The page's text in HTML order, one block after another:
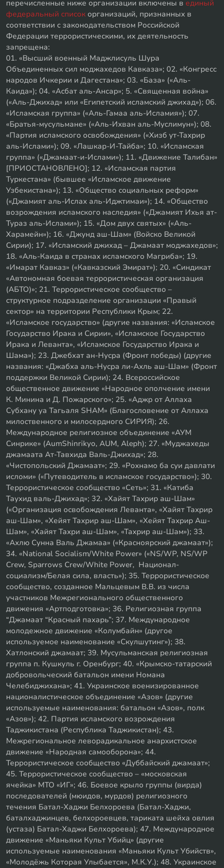
перечисленные ниже организации включены в единый
федеральный список организаций, признанных в
соответствии с законодательством Российской
Федерации террористическими, их деятельность
запрещена:
01. «Высший военный Маджлисуль Шура
Объединенных сил моджахедов Кавказа»; 02. «Конгресс
народов Ичкерии и Дагестана»; 03. «База» («Аль-
Каида»); 04. «Асбат аль-Ансар»; 5. «Священная война»
(«Аль-Джихад» или «Египетский исламский джихад»); 06.
«Исламская группа» («Аль-Гамаа аль-Исламия»); 07.
«Братья-мусульмане» («Аль-Ихван аль-Муслимун»); 08.
«Партия исламского освобождения» («Хизб ут-Тахрир
аль-Ислами»); 09. «Лашкар-И-Тайба»; 10. «Исламская
группа» («Джамаат-и-Ислами»); 11. «Движение Талибан»
[ПРИОСТАНОВЛЕНО]; 12. «Исламская партия
Туркестана» (бывшее «Исламское движение
Узбекистана»); 13. «Общество социальных реформ»
(«Джамият аль-Ислах аль-Иджтимаи»); 14. «Общество
возрождения исламского наследия» («Джамият Ихья ат-
Тураз аль-Ислами»); 15. «Дом двух святых» («Аль-
Харамейн»); 16. «Джунд аш-Шам» (Войско Великой
Сирии); 17. «Исламский джихад – Джамаат моджахедов»;
18. «Аль-Каида в странах исламского Магриба»; 19.
«Имарат Кавказ» («Кавказский Эмират»); 20. «Синдикат
«Автономная боевая террористическая организация
(АБТО)»; 21. Террористическое сообщество –
структурное подразделение организации «Правый
сектор» на территории Республики Крым; 22.
«Исламское государство» (другие названия: «Исламское
Государство Ирака и Сирии», «Исламское Государство
Ирака и Леванта», «Исламское Государство Ирака и
Шама»); 23. Джебхат ан-Нусра (Фронт победы) (другие
названия: «Джабха аль-Нусра ли-Ахль аш-Шам» (Фронт
поддержки Великой Сирии); 24. Всероссийское
общественное движение «Народное ополчение имени
К. Минина и Д. Пожарского»; 25. «Аджр от Аллаха
Субхану уа Тагьаля SHAM» (Благословение от Аллаха
милоственного и милосердного СИРИЯ); 26.
Международное религиозное объединение «АУМ
Синрике» (AumShinrikyo, AUM, Aleph); 27. «Муджахеды
джамаата Ат-Тавхида Валь-Джихад»; 28.
«Чистопольский Джамаат»; 29. «Рохнамо ба суи давлати
исломи» («Путеводитель в исламское государство»); 30.
Террористическое сообщество «Сеть»; 31. «Катиба
Таухид валь-Джихад»; 32. «Хайят Тахрир аш-Шам»
(«Организация освобождения Леванта», «Хайят Тахрир
аш-Шам», «Хейят Тахрир аш-Шам», «Хейят Тахрир Аш-
Шам», «Хайят Тахри аш-Шам», «Тахрир аш-Шам»); 33.
«Ахлю Сунна Валь Джамаа» («Красноярский джамаат»);
34. «National Socialism/White Power» («NS/WP, NS/WP
Crew, Sparrows Crew/White Power, Национал-
социализм/Белая сила, власть»); 35. Террористическое
сообщество, созданное Мальцевым В.В. из числа
участников Межрегионального общественного
движения «Артподготовка»; 36. Религиозная группа
“Джамаат “Красный пахарь”; 37. Международное
молодежное движение «Колумбайн» (другое
используемое наименование «Скулшутинг»); 38.
Хатлонский джамаат; 39. Мусульманская религиозная
группа п. Кушкуль г. Оренбург; 40. «Крымско-татарский
добровольческий батальон имени Номана
Челебиджихана»; 41. Украинское военизированное
националистическое объединение «Азов» (другие
используемые наименования: батальон «Азов», полк
«Азов»); 42. Партия исламского возрождения
Таджикистана (Республика Таджикистан); 43.
Межрегиональное леворадикальное анархистское
движение «Народная самооборона»; 44.
Террористическое сообщество «Дуббайский джамаат»;
45. Террористическое сообщество – «московская
ячейка» МТО «ИГ»; 46. Боевое крыло группы (вирда)
последователей (мюидов, мурдов) религиозного
течения Батал-Хаджи Белхороева (Батал-Хаджи,
баталхаджинцев, белхороевцев, тариката шейха овлия
(устаза) Батал-Хаджи Белхороева); 47. Международное
движение «Маньяки Культ Убийц» (другие
используемые наименования «Маньяки Культ Убийств»,
«Молодёжь Которая Улыбается», М.К.У.); 48. Украинское